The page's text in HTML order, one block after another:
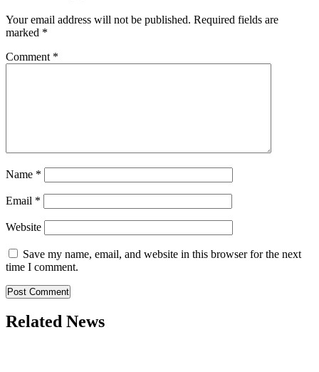
Your email address will not be published. Required fields are
marked *
Comment *
Name *
Email *
Website
Save my name, email, and website in this browser for the next
time I comment.
Related News